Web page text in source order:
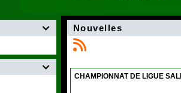


Nouvelles
CHAMPIONNAT DE LIGUE